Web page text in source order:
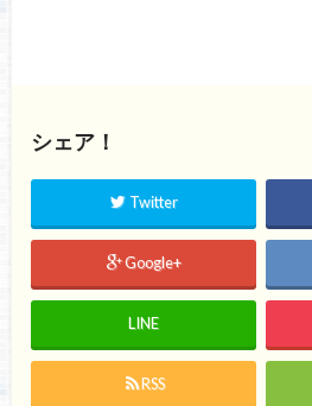
シェア！
Twitter
Google+
LINE
RSS